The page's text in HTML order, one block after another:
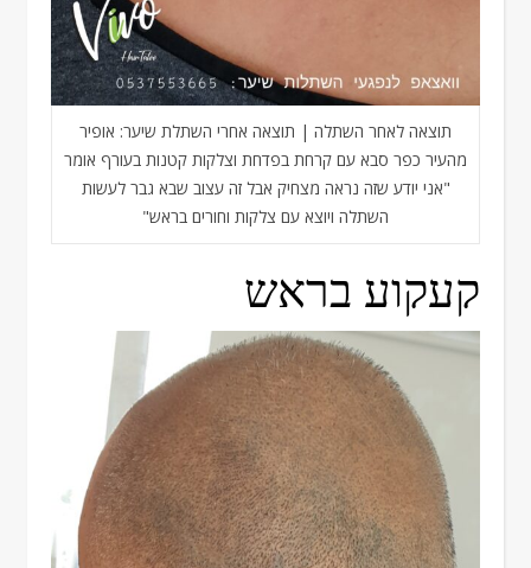
תוצאה לאחר השתלה | תוצאה אחרי השתלת שיער: אופיר
מהעיר כפר סבא עם קרחת בפדחת וצלקות קטנות בעורף אומר
"אני יודע שזה נראה מצחיק אבל זה עצוב שבא גבר לעשות
השתלה ויוצא עם צלקות וחורים בראש"
קעקוע בראש